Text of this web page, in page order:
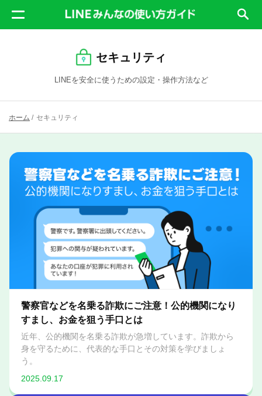
セキュリティ
LINEを安全に使うための設定・操作方法など
ホーム / セキュリティ
警察官などを名乗る詐欺にご注意！公的機関になり
すまし、お金を狙う手口とは
近年、公的機関を名乗る詐欺が急増しています。詐欺から
身を守るために、代表的な手口とその対策を学びましょ
う。
2025.09.17